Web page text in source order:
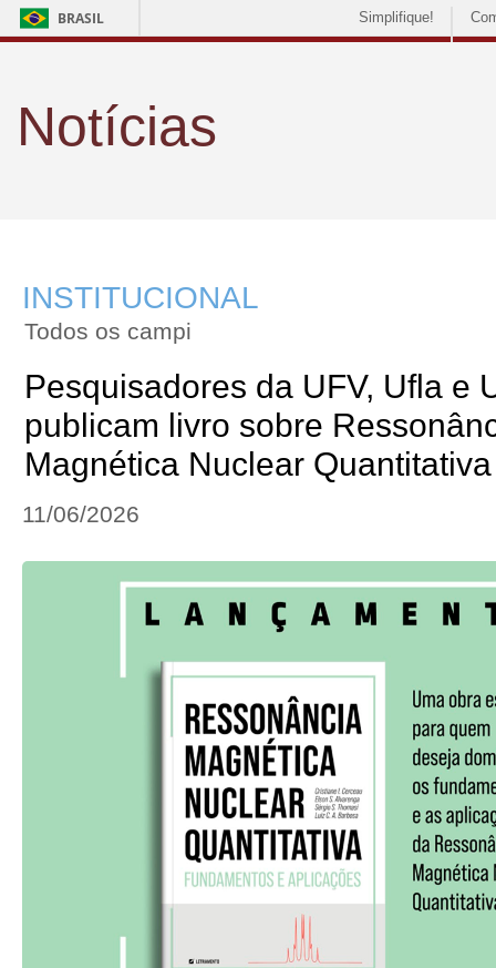
BRASIL Simplifique!
Notícias
INSTITUCIONAL
Todos os campi
Pesquisadores da UFV, Ufla e
publicam livro sobre
Magnética Nuclear Quantitativa
11/06/2026